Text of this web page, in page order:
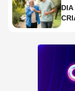
DIA DOS